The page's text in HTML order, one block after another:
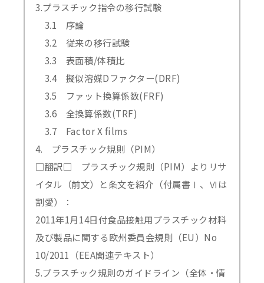
3.プラスチック指令の移行試験
3.1 序論
3.2 従来の移行試験
3.3 表面積/体積比
3.4 擬似溶媒Dファクター(DRF)
3.5 ファット換算係数(FRF)
3.6 全換算係数(TRF)
3.7 Factor X films
4. プラスチック規則（PIM）
□翻訳□ プラスチック規則（PIM）よりリサ
イタル（前文）と条文を紹介（付属書Ⅰ、Ⅵは
割愛）：
2011年1月14日付食品接触用プラスチック材料
及び製品に関する欧州委員会規則（EU）No
10/2011（EEA関連テキスト）
5.プラスチック規則のガイドライン（全体・情